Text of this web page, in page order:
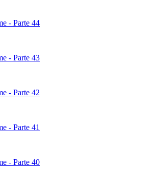
- Parte 44
- Parte 43
- Parte 42
- Parte 41
- Parte 40